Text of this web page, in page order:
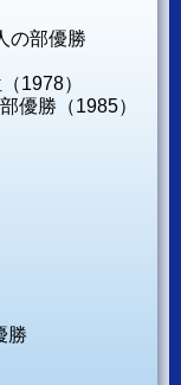
の部優勝
1978）
勝（1985）
勝